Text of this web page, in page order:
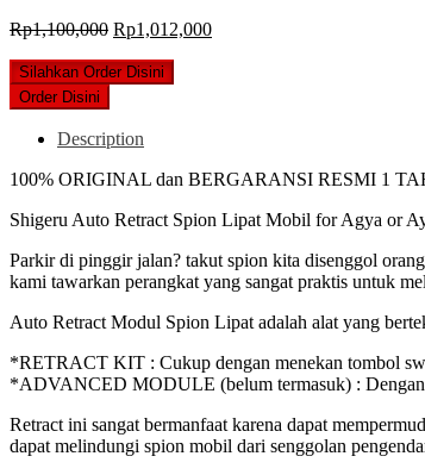
Rp1,100,000 Original
was:
Rp1,012,000Current
Silahkan Order Disini
Order Disini
Description
100% ORIGINAL dan BERGARANSI RESMI 1
Shigeru Auto Retract Spion Lipat Mobil for Agya or
Parkir di pinggir jalan? takut spion kita disenggol
kami tawarkan perangkat yang sangat praktis untuk
Auto Retract Modul Spion Lipat adalah alat yang
*RETRACT KIT : Cukup dengan menekan tombol
*ADVANCED MODULE (belum termasuk) : Dengan
Retract ini sangat bermanfaat karena dapat
dapat melindungi spion mobil dari senggolan